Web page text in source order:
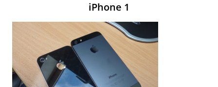
iPhone 1